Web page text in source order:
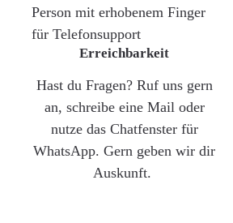
Erreichbarkeit
Hast du Fragen? Ruf uns gern
an, schreibe eine Mail oder
nutze das Chatfenster für
WhatsApp. Gern geben wir dir
Auskunft.